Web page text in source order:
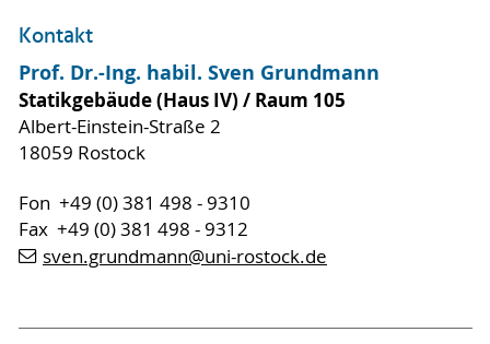
Kontakt
Prof. Dr.-Ing. habil. Sven Grundmann
Statikgebäude (Haus IV) / Raum 105
Albert-Einstein-Straße 2
18059 Rostock
Fon +49 (0) 381 498 - 9310
Fax +49 (0) 381 498 - 9312
sven.grundmann@uni-rostock.de